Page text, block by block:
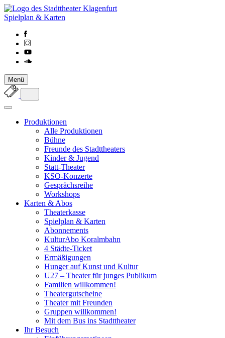
Spielplan & Karten
Menü
Produktionen
Alle Produktionen
Bühne
Freunde des Stadttheaters
Kinder & Jugend
Statt-Theater
KSO-Konzerte
Gesprächsreihe
Workshops
Karten & Abos
Theaterkasse
Spielplan & Karten
Abonnements
KulturAbo Koralmbahn
4 Städte-Ticket
Ermäßigungen
Hunger auf Kunst und Kultur
U27 – Theater für junges Publikum
Familien willkommen!
Theatergutscheine
Theater mit Freunden
Gruppen willkommen!
Mit dem Bus ins Stadttheater
Ihr Besuch